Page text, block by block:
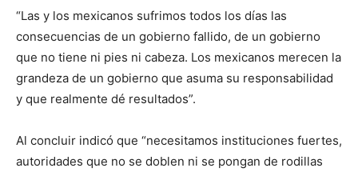
“Las y los mexicanos sufrimos todos los días las
consecuencias de un gobierno fallido, de un gobierno
que no tiene ni pies ni cabeza. Los mexicanos merecen la
grandeza de un gobierno que asuma su responsabilidad
y que realmente dé resultados”.
Al concluir indicó que “necesitamos instituciones fuertes,
autoridades que no se doblen ni se pongan de rodillas